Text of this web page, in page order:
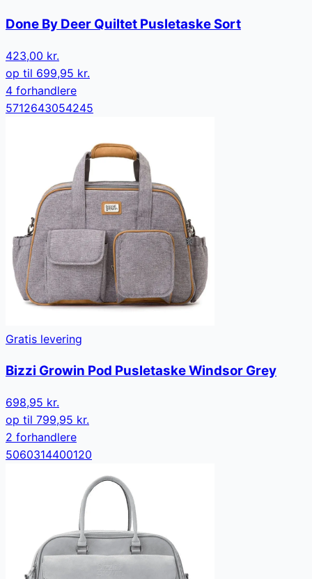
Done By Deer Quiltet Pusletaske Sort
423,00 kr.
op til 699,95 kr.
4 forhandlere
5712643054245
Gratis levering
Bizzi Growin Pod Pusletaske Windsor Grey
698,95 kr.
op til 799,95 kr.
2 forhandlere
5060314400120